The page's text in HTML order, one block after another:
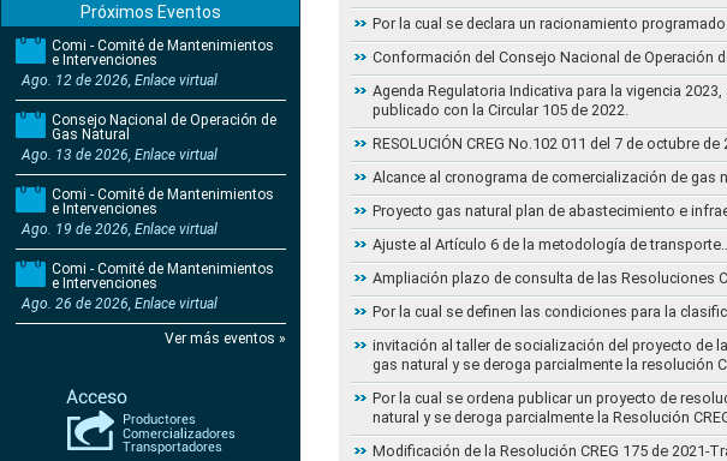
Próximos Eventos
Comi - Comité de Mantenimientos
e Intervenciones
Ago. 12 de 2026, Enlace virtual
Consejo Nacional de Operación de
Gas Natural
Ago. 13 de 2026, Enlace virtual
Comi - Comité de Mantenimientos
e Intervenciones
Ago. 19 de 2026, Enlace virtual
Comi - Comité de Mantenimientos
e Intervenciones
Ago. 26 de 2026, Enlace virtual
Ver más eventos »
Por la cual se declara un racionamiento programado
Conformación del Consejo Nacional de Operación
Agenda Regulatoria Indicativa para la vigencia
publicado con la Circular 105 de 2022.
RESOLUCIÓN CREG No.102 011 del 7 de octubre
Alcance al cronograma de comercialización de gas
Proyecto gas natural plan de abastecimiento e
Ajuste al Artículo 6 de la metodología de
Ampliación plazo de consulta de las Resoluciones
Por la cual se definen las condiciones para la
invitación al taller de socialización del proyecto de
gas natural y se deroga parcialmente la resolución
Por la cual se ordena publicar un proyecto de
natural y se deroga parcialmente la Resolución
Modificación de la Resolución CREG 175 de 2021-